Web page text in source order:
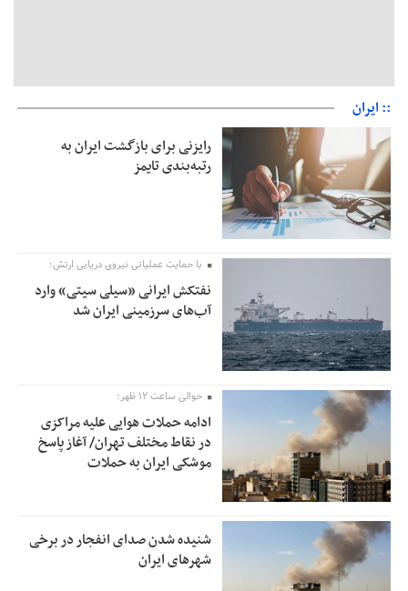
:: ایران
رایزنی برای بازگشت ایران به
رتبه‌بندی تایمز
با حمایت عملیاتی نیروی دریایی ارتش؛
نفتکش ایرانی «سیلی سیتی» وارد
آب‌های سرزمینی ایران شد
حوالی ساعت ۱۲ ظهر؛
ادامه حملات هوایی علیه مراکزی
در نقاط مختلف تهران/ آغاز پاسخ
موشکی ایران به حملات
شنیده شدن صدای انفجار در برخی
شهرهای ایران